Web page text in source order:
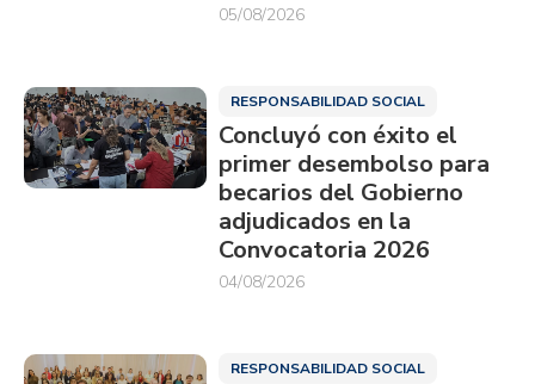
05/08/2026
RESPONSABILIDAD SOCIAL
Concluyó con éxito el
primer desembolso para
becarios del Gobierno
adjudicados en la
Convocatoria 2026
04/08/2026
RESPONSABILIDAD SOCIAL